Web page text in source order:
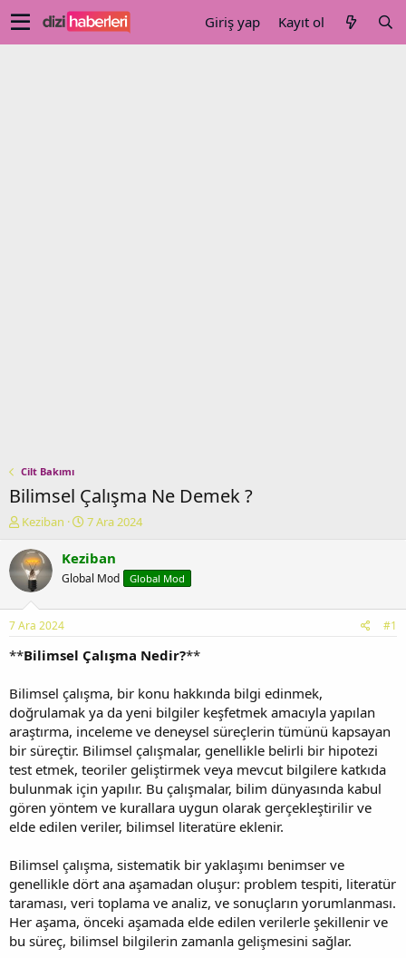
Giriş yap Kayıt ol
Cilt Bakımı
Bilimsel Çalışma Ne Demek ?
K
n
u
y
b
a
ş
t
a
n
Keziban
B
ş
a
ç
t
r
h
i
7 Ara 2024
Keziban
Global Mod Global Mod
7 Ara 2024 #1
**Bilimsel Çalışma Nedir?**
Bilimsel çalışma, bir konu hakkında bilgi edinmek,
doğrulamak ya da yeni bilgiler keşfetmek amacıyla yapılan
araştırma, inceleme ve deneysel süreçlerin tümünü kapsayan
bir süreçtir. Bilimsel çalışmalar, genellikle belirli bir hipotezi
test etmek, teoriler geliştirmek veya mevcut bilgilere katkıda
bulunmak için yapılır. Bu çalışmalar, bilim dünyasında kabul
gören yöntem ve kurallara uygun olarak gerçekleştirilir ve
elde edilen veriler, bilimsel literatüre eklenir.
Bilimsel çalışma, sistematik bir yaklaşımı benimser ve
genellikle dört ana aşamadan oluşur: problem tespiti, literatür
taraması, veri toplama ve analiz, ve sonuçların yorumlanması.
Her aşama, önceki aşamada elde edilen verilerle şekillenir ve
bu süreç, bilimsel bilgilerin zamanla gelişmesini sağlar.